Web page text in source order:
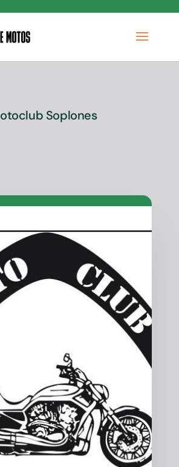
Soplones